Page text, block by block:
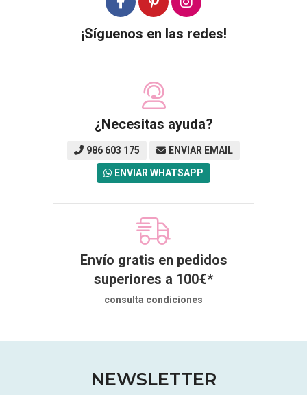
¡Síguenos en las redes!
¿Necesitas ayuda?
986 603 175 ENVIAR EMAIL
ENVIAR WHATSAPP
Envío gratis en pedidos
superiores a 100€*
consulta condiciones
NEWSLETTER